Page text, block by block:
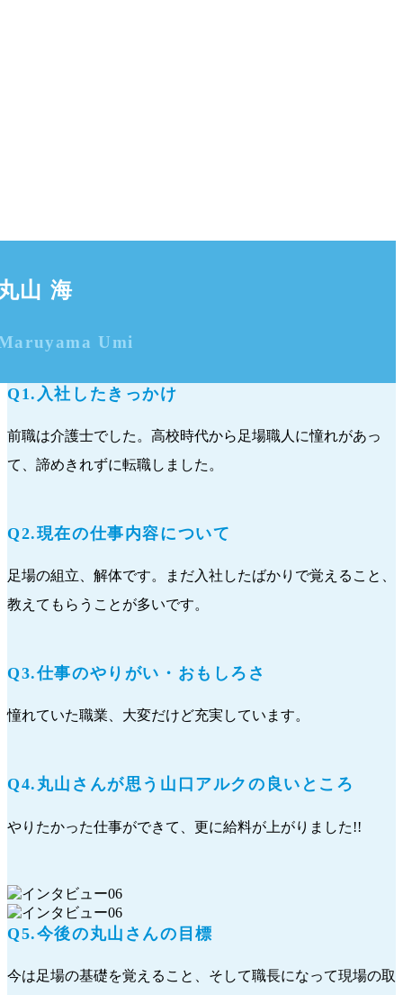
山 海
Umi
Q1.入社したきっかけ
前職は介護士でした。高校時代から足場職人に憧れがあっ
て、諦めきれずに転職しました。
Q2.現在の仕事内容について
足場の組立、解体です。まだ入社したばかりで覚えること、
教えてもらうことが多いです。
Q3.仕事のやりがい・おもしろさ
憧れていた職業、大変だけど充実しています。
Q4.丸山さんが思う山口アルクの良いところ
やりたかった仕事ができて、更に給料が上がりました!!
Q5.今後の丸山さんの目標
今は足場の基礎を覚えること、そして職長になって現場の取